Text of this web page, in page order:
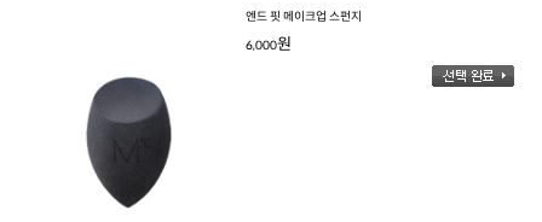
엔드 핏 메이크업 스펀지
6,000원